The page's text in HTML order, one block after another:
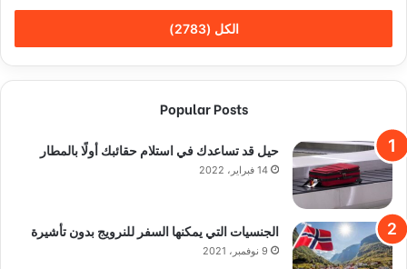
الكل (2783)
Popular Posts
حيل قد تساعدك في استلام حقائبك أولًا بالمطار
14 فبراير، 2022
الجنسيات التي يمكنها السفر للنرويج بدون تأشيرة
9 نوفمبر، 2021